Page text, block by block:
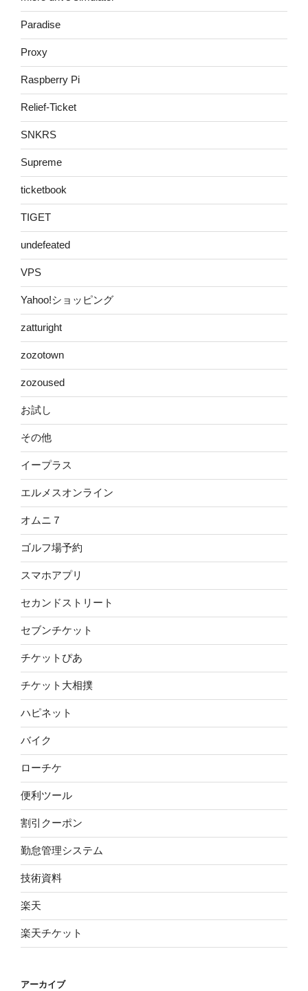
Paradise
Proxy
Raspberry Pi
Relief-Ticket
SNKRS
Supreme
ticketbook
TIGET
undefeated
VPS
Yahoo!ショッピング
zatturight
zozotown
zozoused
お試し
その他
イープラス
エルメスオンライン
オムニ７
ゴルフ場予約
スマホアプリ
セカンドストリート
セブンチケット
チケットぴあ
チケット大相撲
ハピネット
バイク
ローチケ
便利ツール
割引クーポン
勤怠管理システム
技術資料
楽天
楽天チケット
アーカイブ